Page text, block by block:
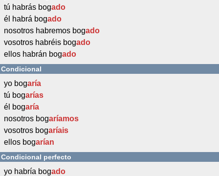
tú habrás bogado
él habrá bogado
nosotros habremos bogado
vosotros habréis bogado
ellos habrán bogado
Condicional
yo bogaría
tú bogarías
él bogaría
nosotros bogaríamos
vosotros bogaríais
ellos bogarían
Condicional perfecto
yo habría bogado